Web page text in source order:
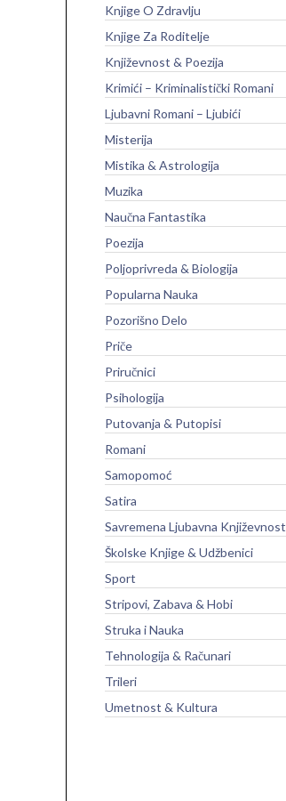
Knjige O Zdravlju
Knjige Za Roditelje
Književnost & Poezija
Krimići – Kriminalistički Romani
Ljubavni Romani – Ljubići
Misterija
Mistika & Astrologija
Muzika
Naučna Fantastika
Poezija
Poljoprivreda & Biologija
Popularna Nauka
Pozorišno Delo
Priče
Priručnici
Psihologija
Putovanja & Putopisi
Romani
Samopomoć
Satira
Savremena Ljubavna Književnost
Školske Knjige & Udžbenici
Sport
Stripovi, Zabava & Hobi
Struka i Nauka
Tehnologija & Računari
Trileri
Umetnost & Kultura